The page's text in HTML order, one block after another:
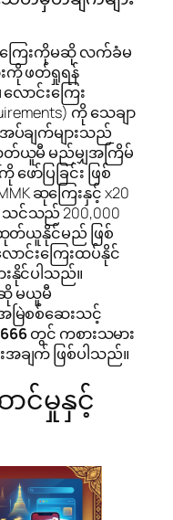
ြေးကိုမဆို လက်ခံမ
ကို ဖတ်ရှုရန်
ောင်းကြေး
ကို သေချာ
ချက်များသည်
တ်ယူမီ မည်မျှအကြိမ်
ာ်ပြခြင်း ဖြစ်
ဆုကြေးနှင့် x20
င်သည် 200,000
ထုတ်ယူနိုင်မည် ဖြစ်
ာင်းကြေးထပ်နိုင်
းနိုင်ပါသည်။
မယူမီ
မြဲစစ်ဆေးသင့်
တွင် ကစားသမား
ချက် ဖြစ်ပါသည်။
င်မှုနှင့်